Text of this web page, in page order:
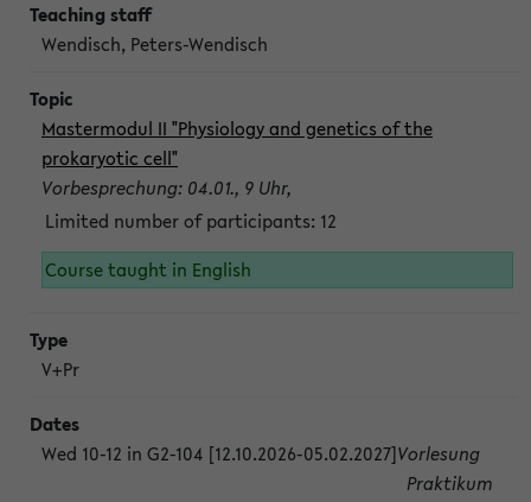
Wendisch, Peters-Wendisch
Mastermodul II "Physiology and genetics of the
prokaryotic cell"
Vorbesprechung: 04.01., 9 Uhr,
Limited number of participants: 12
Course taught in English
V+Pr
Wed 10-12 in G2-104 [12.10.2026-05.02.2027]Vorlesung
Praktikum